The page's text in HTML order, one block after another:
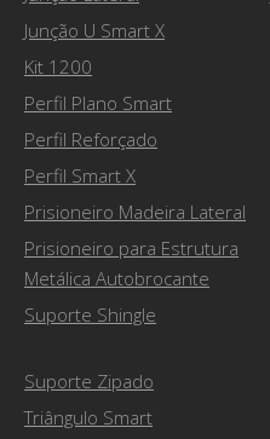
Junção U Smart X
Kit 1200
Perfil Plano Smart
Perfil Reforçado
Perfil Smart X
Prisioneiro Madeira Lateral
Prisioneiro para Estrutura
Metálica Autobrocante
Suporte Shingle
Suporte Zipado
Triângulo Smart